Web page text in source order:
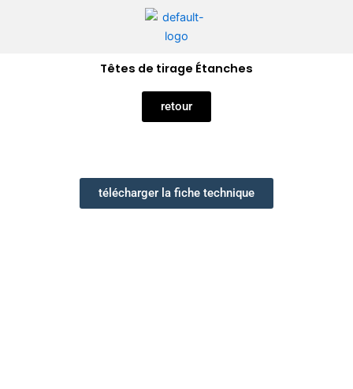
Têtes de tirage Étanches
retour
télécharger la fiche technique